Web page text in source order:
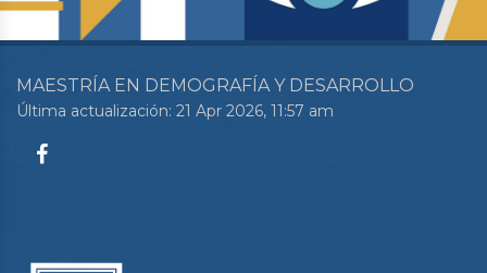
MAESTRÍA EN DEMOGRAFÍA Y DESARROLLO
Última actualización: 21 Apr 2026, 11:57 am